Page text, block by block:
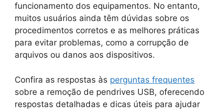
funcionamento dos equipamentos. No entanto,
muitos usuários ainda têm dúvidas sobre os
procedimentos corretos e as melhores práticas
para evitar problemas, como a corrupção de
arquivos ou danos aos dispositivos.
Confira as respostas às perguntas frequentes
sobre a remoção de pendrives USB, oferecendo
respostas detalhadas e dicas úteis para ajudar